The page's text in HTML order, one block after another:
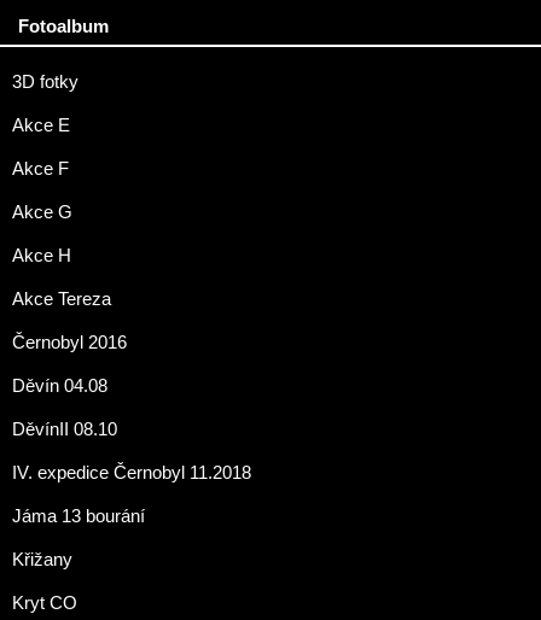
Fotoalbum
3D fotky
Akce E
Akce F
Akce G
Akce H
Akce Tereza
Černobyl 2016
Děvín 04.08
DěvínII 08.10
IV. expedice Černobyl 11.2018
Jáma 13 bourání
Křižany
Kryt CO